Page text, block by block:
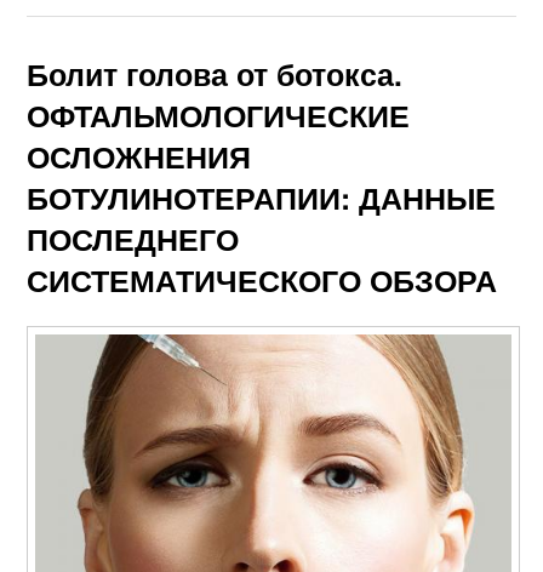
Болит голова от ботокса.
ОФТАЛЬМОЛОГИЧЕСКИЕ
ОСЛОЖНЕНИЯ
БОТУЛИНОТЕРАПИИ: ДАННЫЕ
ПОСЛЕДНЕГО
СИСТЕМАТИЧЕСКОГО ОБЗОРА